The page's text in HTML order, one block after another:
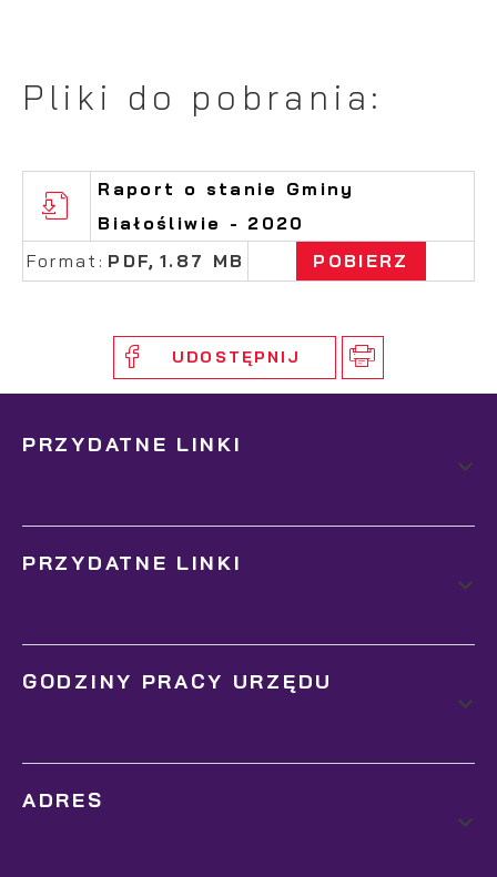
Pliki do pobrania:
Raport o stanie Gminy
Białośliwie - 2020
Format: PDF, 1.87 MB POBIERZ
UDOSTĘPNIJ
PRZYDATNE LINKI
PRZYDATNE LINKI
GODZINY PRACY URZĘDU
ADRES